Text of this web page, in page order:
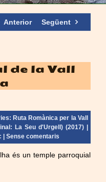
Anterior Següent
de la Vall
Ruta Romànica per la Vall
La Seu d'Urgell) (2017)
Sense comentaris
és un temple parroquial